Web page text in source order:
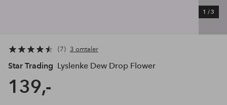
1 /3
7 3 omtaler
Star Trading Lyslenke Dew Drop Flower
139,-